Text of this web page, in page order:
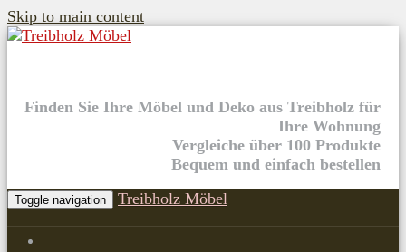
Skip to main content
Finden Sie Ihre Möbel und Deko aus Treibholz für
Ihre Wohnung
Vergleiche über 100 Produkte
Bequem und einfach bestellen
Toggle navigation Treibholz Möbel